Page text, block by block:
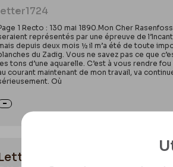
1724
1 Recto : 130 mai 1890.Mon Cher
représentés par une épreuve de
depuis deux mois ½ il m’a été de toute
du Zadig. Vous ne savez pas ce que
tons d’une aquarelle. C’est à vous rendre
courant maintenant de mon travail, va
Où
de Félicien Rops à